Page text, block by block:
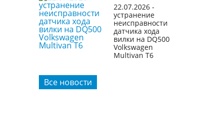
22.07.2026 -
устранение
неисправности
датчика хода
вилки на DQ500
Volkswagen
Multivan T6
Все новости